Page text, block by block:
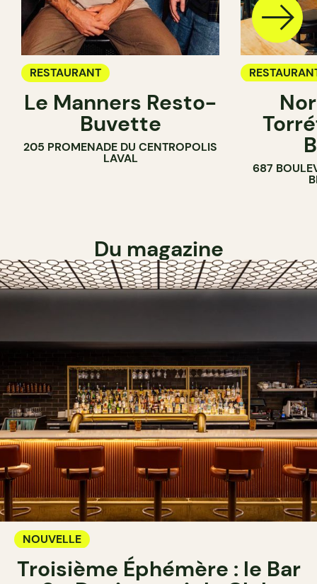
RESTAURANT
Le Manners Resto-
Buvette
205 PROMENADE DU CENTROPOLIS
LAVAL
687
Du magazine
NOUVELLE
Troisième Éphémère : le Bar